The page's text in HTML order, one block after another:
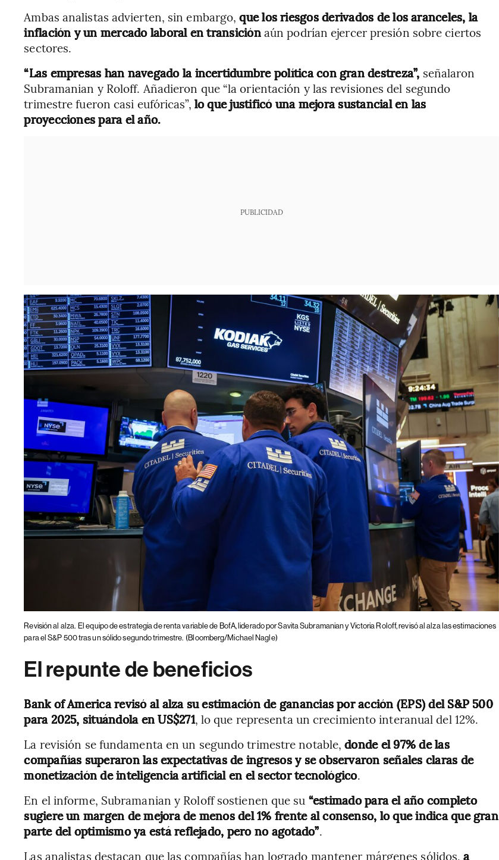
Ambas analistas advierten, sin embargo,que los riesgos derivados de los aranceles, la
inflación y un mercado laboral en transiciónaún podrían ejercer presión sobre ciertos
sectores.
“Las empresas han navegado la incertidumbre política con gran destreza”, señalaron
Subramanian y Roloff. Añadieron que “la orientación y las revisiones del segundo
trimestre fueron casi eufóricas”, lo que justificó una mejora sustancial en las
proyecciones para el año.
PUBLICIDAD
Revisión al alza. El equipo de estrategia de renta variable de BofA, liderado por Savita Subramanian y Victoria Roloff, revisó al alza las estimaciones
para el S&P 500 tras un sólido segundo trimestre. (Bloomberg/Michael Nagle)
El repunte de beneficios
Bank of America revisó al alza su estimación de ganancias por acción (EPS) del S&P 500
para 2025, situándola en US$271, lo que representa un crecimiento interanual del 12%.
La revisión se fundamenta en un segundo trimestre notable,donde el 97% de las
compañías superaron las expectativas de ingresos y se observaron señales claras de
monetización de inteligencia artificial en el sector tecnológico.
En el informe, Subramanian y Roloff sostienen que su “estimado para el año completo
sugiere un margen de mejora de menos del 1% frente al consenso, lo que indica que gran
parte del optimismo ya está reflejado, pero no agotado”.
Las analistas destacan que las compañías han logrado mantener márgenes sólidos,a